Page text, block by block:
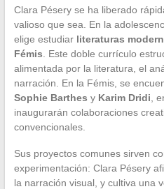
Clara Pésery se ha liberado
valioso que sea. En la
elige estudiar literaturas
Fémis . Este doble currículo
alimentada por la literatura, el
narración. En la Fémis, se
Sophie Barthes y Karim Dridi ,
inaugurarán colaboraciones
convencionales.
Sus proyectos comunes sirven
experimentación: Clara Pésery
la narración visual, y cultiva una